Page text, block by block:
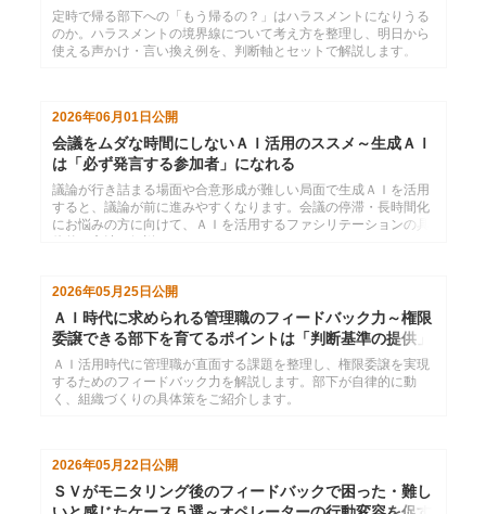
定時で帰る部下への「もう帰るの？」はハラスメントになりうる
のか。ハラスメントの境界線について考え方を整理し、明日から
使える声かけ・言い換え例を、判断軸とセットで解説します。
2026年06月01日 公開
会議をムダな時間にしないＡＩ活用のススメ～生成ＡＩ
は「必ず発言する参加者」になれる
議論が行き詰まる場面や合意形成が難しい局面で生成ＡＩを活用
すると、議論が前に進みやすくなります。会議の停滞・長時間化
にお悩みの方に向けて、ＡＩを活用するファシリテーションの具
2026年05月25日公開
ＡＩ時代に求められる管理職のフィードバック力～権限
委譲できる部下を育てるポイントは「判断基準の提供」
ＡＩ活用時代に管理職が直面する課題を整理し、権限委譲を実現
するためのフィードバック力を解説します。部下が自律的に動
く、組織づくりの具体策をご紹介します。
2026年05月22日 公開
ＳＶがモニタリング後のフィードバックで困った・難し